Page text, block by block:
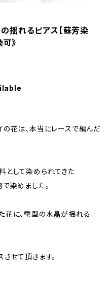
揺れるピアス【蘇芳染
》
の花は、本当にレースで編んだ
として染められてきた
染めました。
花に、雫型の水晶が揺れる
せて頂きます。